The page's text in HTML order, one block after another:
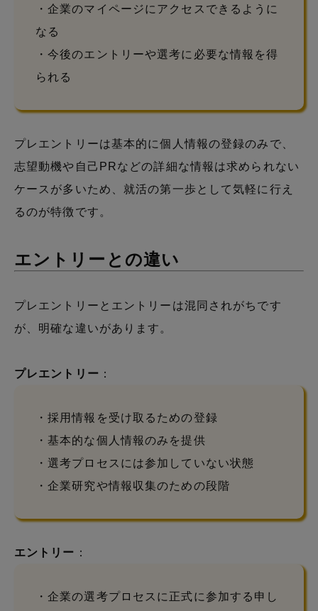
・企業のマイページにアクセスできるように
なる
・今後のエントリーや選考に必要な情報を得
られる
プレエントリーは基本的に個人情報の登録のみで、
志望動機や自己PRなどの詳細な情報は求められない
ケースが多いため、就活の第一歩として気軽に行え
るのが特徴です。
エントリーとの違い
プレエントリーとエントリーは混同されがちです
が、明確な違いがあります。
プレエントリー ：
・採用情報を受け取るための登録
・基本的な個人情報のみを提供
・選考プロセスには参加していない状態
・企業研究や情報収集のための段階
エントリー ：
・企業の選考プロセスに正式に参加する申し